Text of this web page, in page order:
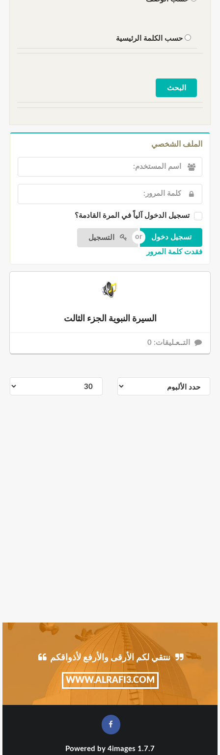
حسب الكلمة الرئيسية
الملف الشخصي
تسجيل الدخول آلياً في المرة القادمة؟
التسجيل
فقدت كلمة المرور
السيرة النبوية الجزء الثالت
التــعـليقات: 0
ننتقي لكم الأرقى والأرفع لأذواقكم
WWW.ALRAFI3.COM
Powered by 4images 1.7.7